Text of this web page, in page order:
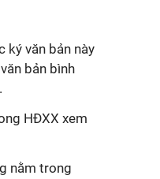
ký văn bản này
bản bình
HĐXX xem
nằm trong